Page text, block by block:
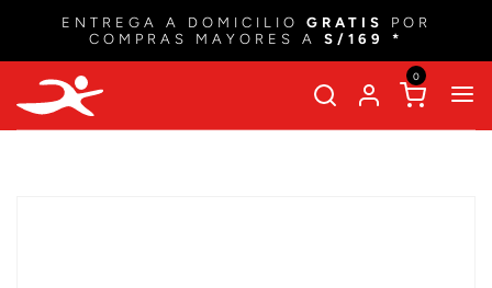
ENTREGA A DOMICILIO GRATIS
POR
COMPRAS MAYORES A S/169 *
0